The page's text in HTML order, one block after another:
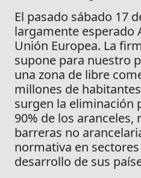
El pasado sábado 17
largamente esperado
Unión Europea. La
supone para nuestro
una zona de libre
millones de
surgen la eliminación
90% de los aranceles,
barreras no
normativa en
desarrollo de sus